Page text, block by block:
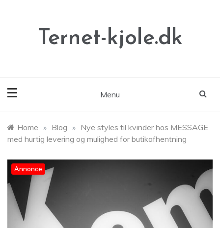
Ternet-kjole.dk
Menu
Home » Blog » Nye styles til kvinder hos MESSAGE
med hurtig levering og mulighed for butikafhentning
Annonce